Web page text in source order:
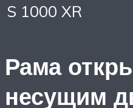
S 1000 XR
Рама
несущим